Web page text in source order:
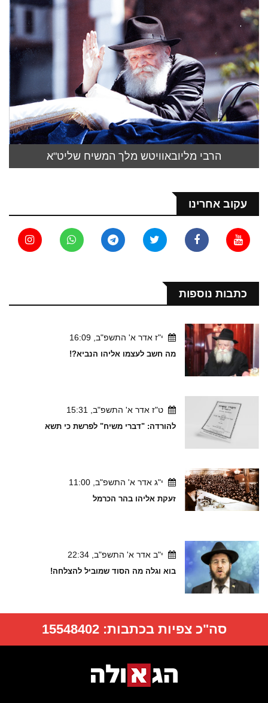
הרבי מליובאוויטש מלך המשיח שליט"א
עקוב אחרינו
כתבות נוספות
י"ז אדר א' התשפ"ב, 16:09
מה חשב לעצמו אליהו הנביא?!
ט"ז אדר א' התשפ"ב, 15:31
להורדה: "דברי משיח" לפרשת כי תשא
י"ג אדר א' התשפ"ב, 11:00
זעקת אליהו בהר הכרמל
י"ב אדר א' התשפ"ב, 22:34
בוא וגלה מה הסוד שמוביל להצלחה!
סה"כ צפיות בכתבות:15548402